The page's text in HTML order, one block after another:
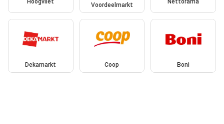
Hoogvliet
Voordeelmarkt
Nettorama
Dekamarkt Coop Boni